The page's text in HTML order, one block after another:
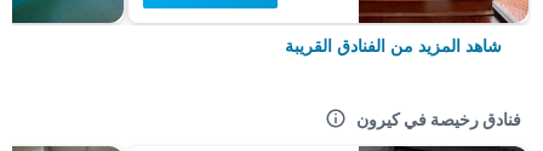
شاهد المزيد من الفنادق القريبة
فنادق رخيصة في كيرون